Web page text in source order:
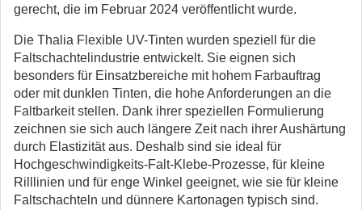
gerecht, die im Februar 2024 veröffentlicht wurde.
Die Thalia Flexible UV-Tinten wurden speziell für die
Faltschachtelindustrie entwickelt. Sie eignen sich
besonders für Einsatzbereiche mit hohem Farbauftrag
oder mit dunklen Tinten, die hohe Anforderungen an die
Faltbarkeit stellen. Dank ihrer speziellen Formulierung
zeichnen sie sich auch längere Zeit nach ihrer Aushärtung
durch Elastizität aus. Deshalb sind sie ideal für
Hochgeschwindigkeits-Falt-Klebe-Prozesse, für kleine
Rilllinien und für enge Winkel geeignet, wie sie für kleine
Faltschachteln und dünnere Kartonagen typisch sind.